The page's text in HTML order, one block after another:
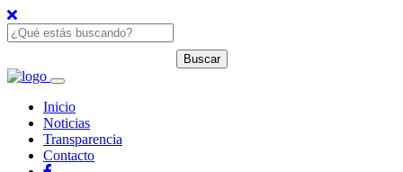
Inicio
Noticias
Transparencia
Contacto